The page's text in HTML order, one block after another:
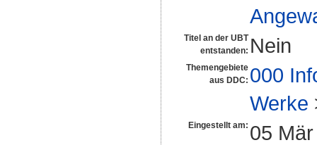
Titel an der UBT
entstanden: Nein
Themengebiete
aus DDC: 000
Werke
Eingestellt am: 05